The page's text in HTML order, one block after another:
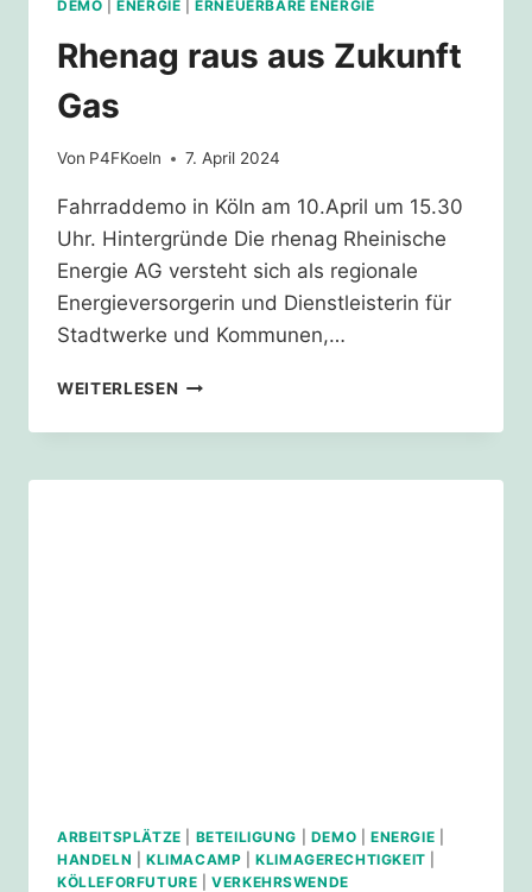
DEMO |ENERGIE |ERNEUERBARE ENERGIE
Rhenag raus aus Zukunft
Gas
Von P4FKoeln 7. April 2024
Fahrraddemo in Köln am 10.April um 15.30
Uhr. Hintergründe Die rhenag Rheinische
Energie AG versteht sich als regionale
Energieversorgerin und Dienstleisterin für
Stadtwerke und Kommunen,…
WEITERLESEN RHENAG
AUS
GAS
ARBEITSPLÄTZE BETEILIGUNG DEMO |ENERGIE
HANDELN
KLIMACAMP |KLIMAGERECHTIGKEIT
KÖLLEFORFUTURE |VERKEHRSWENDE